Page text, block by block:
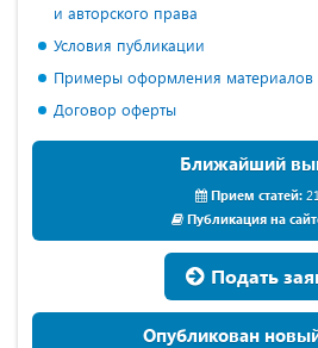
и авторского права
Условия публикации
Примеры оформления материалов
Договор оферты
Ближайший
Прием статей:
Публикация на
Подать
Опубликован